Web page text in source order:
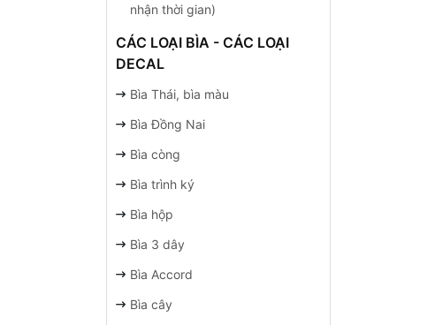
nhận thời gian)
CÁC LOẠI BÌA - CÁC LOẠI
DECAL
Bìa Thái, bìa màu
Bìa Đồng Nai
Bìa còng
Bìa trình ký
Bìa hộp
Bìa 3 dây
Bìa Accord
Bìa cây